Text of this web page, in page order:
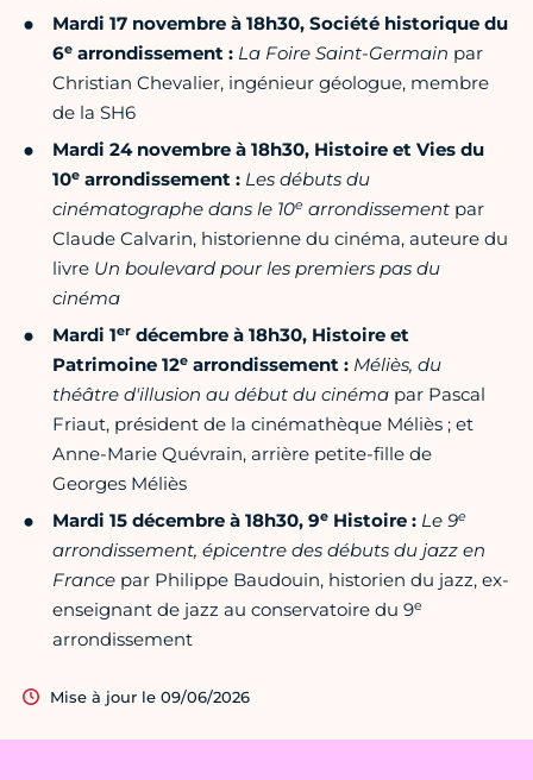
Mardi 17 novembre à 18h30, Société historique du
6e arrondissement : La Foire Saint-Germain par
Christian Chevalier, ingénieur géologue, membre
de la SH6
Mardi 24 novembre à 18h30, Histoire et Vies du
10e arrondissement : Les débuts du
cinématographe dans le 10e arrondissement par
Claude Calvarin, historienne du cinéma, auteure du
livre Un boulevard pour les premiers pas du
cinéma
Mardi 1er décembre à 18h30, Histoire et
Patrimoine 12e arrondissement : Méliès, du
théâtre d'illusion au début du cinéma par Pascal
Friaut, président de la cinémathèque Méliès ; et
Anne-Marie Quévrain, arrière petite-fille de
Georges Méliès
Mardi 15 décembre à 18h30, 9e Histoire : Le 9e
arrondissement, épicentre des débuts du jazz en
France par Philippe Baudouin, historien du jazz, ex-
enseignant de jazz au conservatoire du 9e
arrondissement
Mise à jour le 09/06/2026